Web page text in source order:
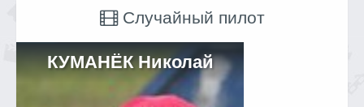
Случайный пилот
КУМАНЁК Николай